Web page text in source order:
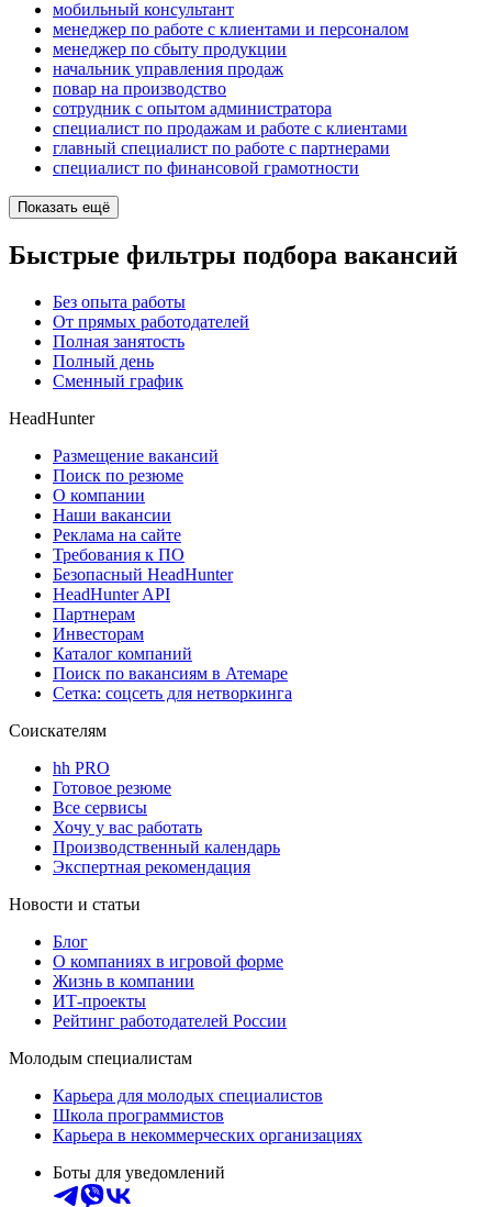
мобильный консультант
менеджер по работе с клиентами и персоналом
менеджер по сбыту продукции
начальник управления продаж
повар на производство
сотрудник с опытом администратора
специалист по продажам и работе с клиентами
главный специалист по работе с партнерами
специалист по финансовой грамотности
Показать ещё
Быстрые фильтры подбора вакансий
Без опыта работы
От прямых работодателей
Полная занятость
Полный день
Сменный график
HeadHunter
Размещение вакансий
Поиск по резюме
О компании
Наши вакансии
Реклама на сайте
Требования к ПО
Безопасный HeadHunter
HeadHunter API
Партнерам
Инвесторам
Каталог компаний
Поиск по вакансиям в Атемаре
Сетка: соцсеть для нетворкинга
Соискателям
hh PRO
Готовое резюме
Все сервисы
Хочу у вас работать
Производственный календарь
Экспертная рекомендация
Новости и статьи
Блог
О компаниях в игровой форме
Жизнь в компании
ИТ-проекты
Рейтинг работодателей России
Молодым специалистам
Карьера для молодых специалистов
Школа программистов
Карьера в некоммерческих организациях
Боты для уведомлений